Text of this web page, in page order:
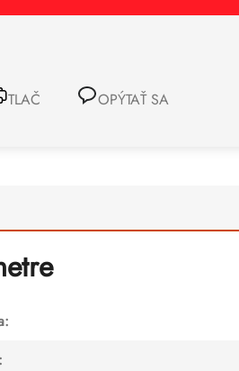
TLAČ OPÝTAŤ SA
:
: